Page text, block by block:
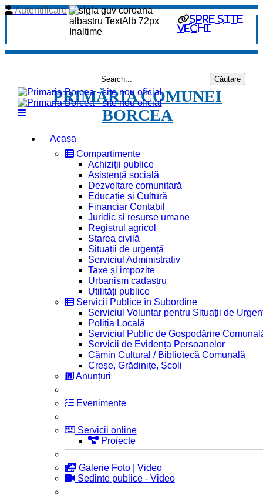
spre site
vechi
Autentificare
PRIMĂRIA COMUNEI
BORCEA
Acasa
Compartimente
Achiziții publice
Asistență socială
Dezvoltare comunitară
Educație și Cultură
Financiar Contabil
Juridic si resurse umane
Registrul agricol
Starea civilă
Situații de urgență
Serviciul Administrativ
Taxe și impozite
Urbanism cadastru
Utilități publice
Servicii Publice în Subordine
Serviciul Voluntar pentru Situații de
Poliția Locală
Serviciul Public de Gospodărire
Servicii de Evidența Persoanelor
Cămin Cultural / Bibliotecă Comunală
Creșe, Grădinițe, Școli
Anunțuri
Evenimente
Servicii online
Proiecte
Galerie Foto | Video
Sedinte publice - Video